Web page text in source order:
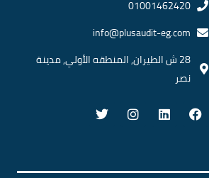
01001462420
info@plusaudit-eg.com
28 ش الطيران, المنطقه الأولي, مدينة
نصر